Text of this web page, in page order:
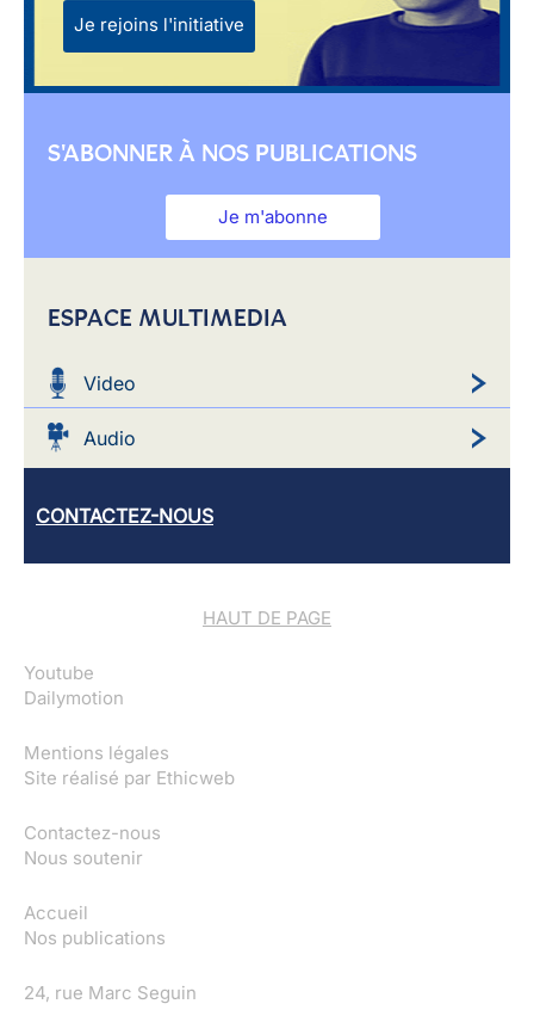
Je rejoins l'initiative
S'ABONNER À NOS PUBLICATIONS
Je m'abonne
ESPACE MULTIMEDIA
Video
Audio
CONTACTEZ-NOUS
HAUT DE PAGE
Youtube
Dailymotion
Mentions légales
Site réalisé par Ethicweb
Contactez-nous
Nous soutenir
Accueil
Nos publications
24, rue Marc Seguin